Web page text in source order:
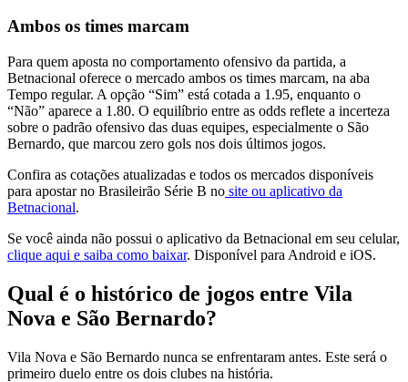
Ambos os times marcam
Para quem aposta no comportamento ofensivo da partida, a
Betnacional oferece o mercado ambos os times marcam, na aba
Tempo regular. A opção “Sim” está cotada a 1.95, enquanto o
“Não” aparece a 1.80. O equilíbrio entre as odds reflete a incerteza
sobre o padrão ofensivo das duas equipes, especialmente o São
Bernardo, que marcou zero gols nos dois últimos jogos.
Confira as cotações atualizadas e todos os mercados disponíveis
para apostar no Brasileirão Série B no site ou aplicativo da
Betnacional.
Se você ainda não possui o aplicativo da Betnacional em seu celular,
clique aqui e saiba como baixar. Disponível para Android e iOS.
Qual é o histórico de jogos entre Vila
Nova e São Bernardo?
Vila Nova e São Bernardo nunca se enfrentaram antes. Este será o
primeiro duelo entre os dois clubes na história.